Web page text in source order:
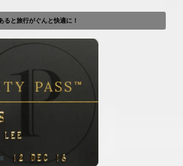
ると旅行がぐんと快適に！